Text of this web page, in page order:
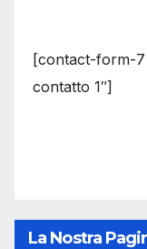
[contact-form-7
contatto 1″]
La Nostra